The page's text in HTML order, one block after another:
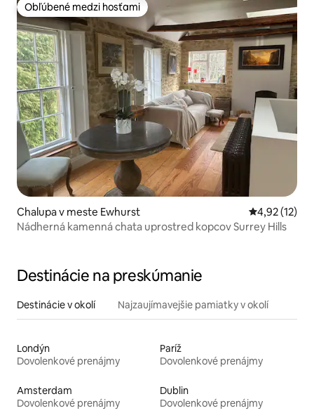
Obľúbené medzi hosťami
Obľúbené medzi hosťami
Chalupa v meste Ewhurst Priemerné
4,92 (12)
Nádherná kamenná chata uprostred kopcov Surrey Hills
Destinácie na preskúmanie
Destinácie v okolí Najzaujímavejšie pamiatky v okolí
Londýn
Dovolenkové prenájmy
Paríž
Dovolenkové prenájmy
Amsterdam
Dovolenkové prenájmy
Dublin
Dovolenkové prenájmy